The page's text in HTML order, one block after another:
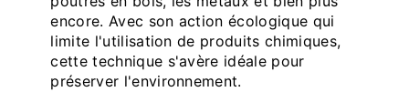
encore. Avec son action écologique qui
limite l'utilisation de produits chimiques,
cette technique s'avère idéale pour
préserver l'environnement.